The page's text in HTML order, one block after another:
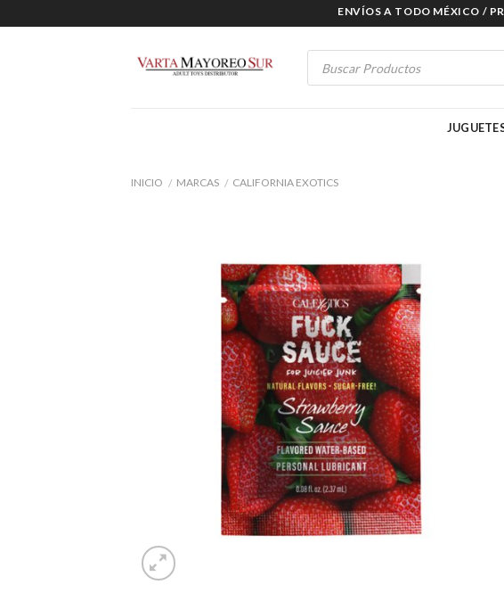
to
ENVÍOS A TODO MÉXICO /
Products
search
INICIO / MARCAS / CALIFORNIA EXOTICS